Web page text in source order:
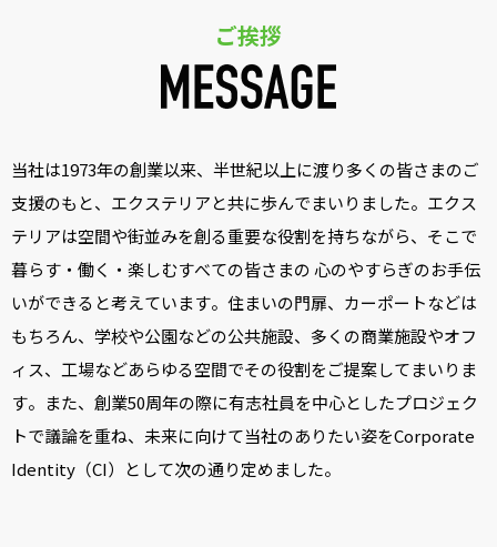
ご挨拶
当社は1973年の創業以来、半世紀以上に渡り多くの皆さまのご
支援のもと、 エクステリアと共に歩んでまいりました。 エクス
テリアは空間や街並みを創る重要な役割を持ちながら、 そこで
暮らす・働く・楽しむすべての皆さまの心のやすらぎのお手伝
いができると考えています。 住まいの門扉、カーポートなどは
もちろん、学校や公園などの公共施設、 多くの商業施設やオフ
ィス、工場などあらゆる空間でその役割をご提案してまいりま
す。 また、創業50周年の際に有志社員を中心としたプロジェク
トで議論を重ね、 未来に向けて当社のありたい姿をCorporate
Identity（CI）として次の通り定めました。